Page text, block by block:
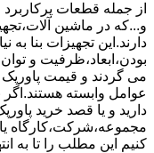
از جمله قطعات
و...که در ماشین
دارند.این تجهیزات بنا
بودن،ابعاد،ظرفیت و
می گردند و قیمت پاورپک
عوامل وابسته
دارید و یا قصد خرید
مجموعه،شرکت،کارگاه
کنیم این مطلب را تا به